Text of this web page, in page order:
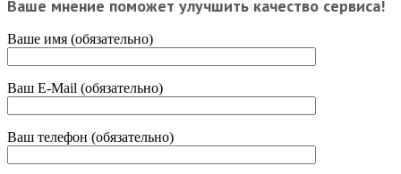
Ваше мнение поможет улучшить качество сервиса!
Ваше имя (обязательно)
Ваш E-Mail (обязательно)
Ваш телефон (обязательно)